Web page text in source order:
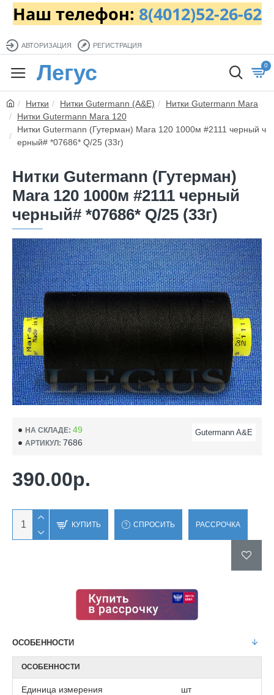
Наш телефон: 8(4012)52-26-62
АВТОРИЗАЦИЯ РЕГИСТРАЦИЯ
Легус 0
Нитки Нитки Gutermann (A&E)
Нитки Gutermann Mara
Нитки Gutermann Mara 120
Нитки Gutermann (Гутерман) Mara 120 1000м #2111 черный ч
ерный# *07686* Q/25 (33г)
Нитки Gutermann (Гутерман)
Mara 120 1000м #2111 черный
черный# *07686* Q/25 (33г)
НА СКЛАДЕ: 49
АРТИКУЛ: 7686
Gutermann A&E
390.00р.
КУПИТЬ СПРОСИТЬ РАССРОЧКА
ОСОБЕННОСТИ
ОСОБЕННОСТИ
Единица измерения шт